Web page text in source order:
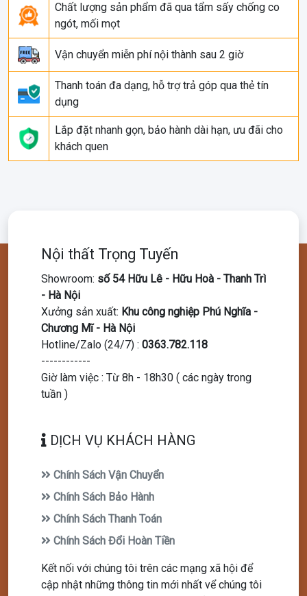
Chất lượng sản phẩm đã qua tẩm sấy chống co
ngót, mối mọt
Vận chuyển miễn phí nội thành sau 2 giờ
Thanh toán đa dạng, hỗ trợ trả góp qua thẻ tín
dụng
Lắp đặt nhanh gọn, bảo hành dài hạn, ưu đãi cho
khách quen
Nội thất Trọng Tuyến
Showroom: số 54 Hữu Lê - Hữu Hoà - Thanh Trì
- Hà Nội
Xưởng sản xuất: Khu công nghiệp Phú Nghĩa -
Chương Mĩ - Hà Nội
Hotline/Zalo (24/7) : 0363.782.118
------------
Giờ làm việc : Từ 8h - 18h30 ( các ngày trong
tuần )
DỊCH VỤ KHÁCH HÀNG
Chính Sách Vận Chuyển
Chính Sách Bảo Hành
Chính Sách Thanh Toán
Chính Sách Đổi Hoàn Tiền
Kết nối với chúng tôi trên các mạng xã hội để
cập nhật những thông tin mới nhất vể chúng tôi